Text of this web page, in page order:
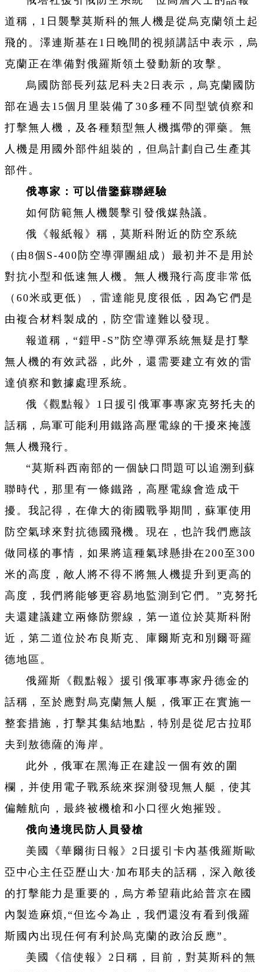
道稱，1日襲擊莫斯科的無人機是從烏克蘭領土起
飛的。澤連斯基在1日晚間的視頻講話中表示，烏
克蘭正在準備對俄羅斯領土發動新的攻擊。
烏國防部長列茲尼科夫2日表示，烏克蘭國防
部在過去15個月里裝備了30多種不同型號偵察和
打擊無人機，及各種類型無人機攜帶的彈藥。無
人機是用國外部件組裝的，但烏計劃自己生產其
部件。
俄專家：可以借鑒蘇聯經驗
如何防範無人機襲擊引發俄媒熱議。
俄《報紙報》稱，莫斯科附近的防空系統
（由8個S-400防空導彈團組成）最初并不是用於
對抗小型和低速無人機。無人機飛行高度非常低
（60米或更低），雷達能見度很低，因為它們是
由複合材料製成的，防空雷達難以發現。
報道稱，“鎧甲-S”防空導彈系統無疑是打擊
無人機的有效武器，此外，還需要建立有效的雷
達偵察和數據處理系統。
俄《觀點報》1日援引俄軍事專家克努托夫的
話稱，烏軍可能利用鐵路高壓電線的干擾來掩護
無人機飛行。
“莫斯科西南部的一個缺口問題可以追溯到蘇
聯時代，那里有一條鐵路，高壓電線會造成干
擾。我記得，在偉大的衛國戰爭期間，蘇軍使用
防空氣球來對抗德國飛機。現在，也許我們應該
做同樣的事情，如果將這種氣球懸掛在200至300
米的高度，敵人將不得不將無人機提升到更高的
高度，我們將能够更容易地監測到它們。”克努托
夫還建議建立兩條防禦線，第一道位於莫斯科附
近，第二道位於布良斯克、庫爾斯克和別爾哥羅
德地區。
俄羅斯《觀點報》援引俄軍事專家丹德金的
話稱，至於應對烏克蘭無人艇，俄軍正在實施一
整套措施，打擊其集結地點，特別是從尼古拉耶
夫到敖德薩的海岸。
此外，俄軍在黑海正在建設一個有效的圍
欄，并使用電子戰系統來探測發現無人艇，使其
偏離航向，最終被機槍和小口徑火炮摧毀。
俄向邊境民防人員發槍
美國《華爾街日報》2日援引卡內基俄羅斯歐
亞中心主任亞歷山大·加布耶夫的話稱，深入敵後
的打擊能力是重要的，烏方希望藉此給普京在國
內製造麻煩,“但迄今為止，我們還沒有看到俄羅
斯國內出現任何有利於烏克蘭的政治反應”。
美國《信使報》2日稱，目前，對莫斯科的無